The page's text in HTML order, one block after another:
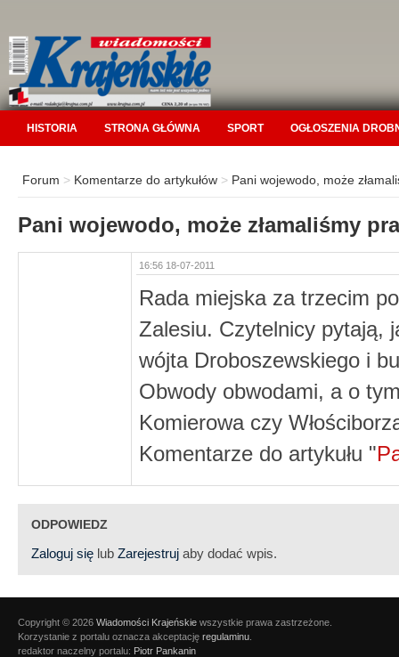
HISTORIA STRONA GŁÓWNA SPORT OGŁOSZENIA
Forum > Komentarze do artykułów > Pani wojewodo, może
Pani wojewodo, może złamaliśmy
16:56 18-07-2011
Rada miejska za trzecim
Zalesiu. Czytelnicy pytają,
wójta Droboszewskiego i
Obwody obwodami, a o
Komierowa czy
Komentarze do artykułu "
ODPOWIEDZ
Zaloguj się lub Zarejestruj aby dodać wpis.
Copyright © 2026 Wiadomości Krajeńskie wszystkie prawa zastrzeżone.
Korzystanie z portalu oznacza akceptację regulaminu
redaktor naczelny portalu: Piotr Pankanin